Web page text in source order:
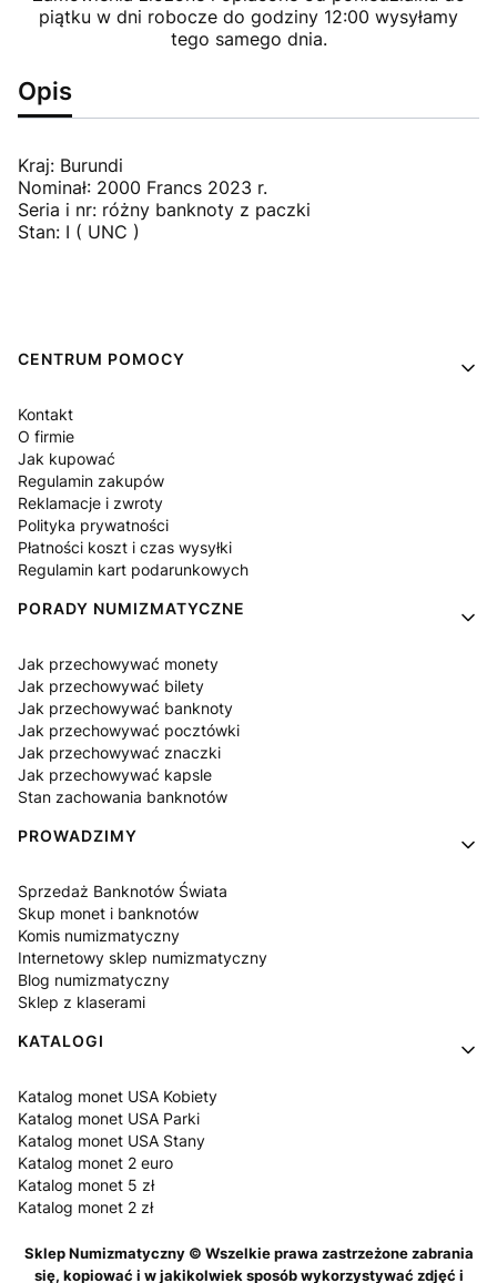
piątku w dni robocze do godziny 12:00 wysyłamy
tego samego dnia.
Opis
Kraj: Burundi
Nominał: 2000 Francs 2023 r.
Seria i nr: różny banknoty z paczki
Stan: I ( UNC )
Linki w stopce
CENTRUM POMOCY
Kontakt
O firmie
Jak kupować
Regulamin zakupów
Reklamacje i zwroty
Polityka prywatności
Płatności koszt i czas wysyłki
Regulamin kart podarunkowych
PORADY NUMIZMATYCZNE
Jak przechowywać monety
Jak przechowywać bilety
Jak przechowywać banknoty
Jak przechowywać pocztówki
Jak przechowywać znaczki
Jak przechowywać kapsle
Stan zachowania banknotów
PROWADZIMY
Sprzedaż Banknotów Świata
Skup monet i banknotów
Komis numizmatyczny
Internetowy sklep numizmatyczny
Blog numizmatyczny
Sklep z klaserami
KATALOGI
Katalog monet USA Kobiety
Katalog monet USA Parki
Katalog monet USA Stany
Katalog monet 2 euro
Katalog monet 5 zł
Katalog monet 2 zł
Sklep Numizmatyczny © Wszelkie prawa zastrzeżone zabrania
się, kopiować i w jakikolwiek sposób wykorzystywać zdjęć i